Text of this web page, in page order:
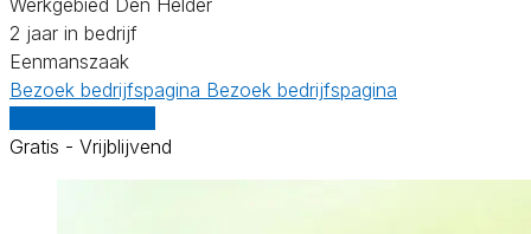
2 jaar in bedrijf
Eenmanszaak
Bezoek bedrijfspagina Bezoek bedrijfspagina
Gratis - Vrijblijvend